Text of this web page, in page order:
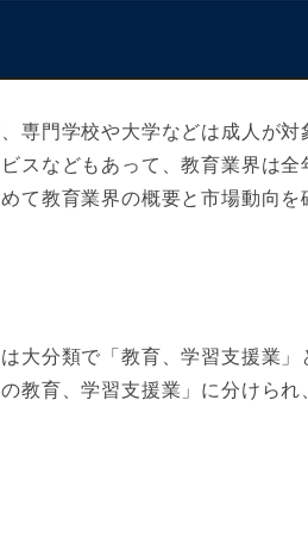
専門学校や大学などは成人が対
スなどもあって、教育業界は全
て教育業界の概要と市場動向を
大分類で「教育、学習支援業」
教育、学習支援業」に分けられ